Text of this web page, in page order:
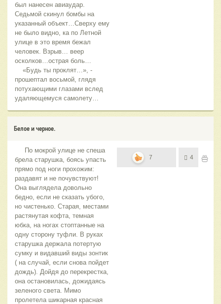
был нанесен авиаудар.
Седьмой скинул бомбы на
указанный объект…Сверху ему
не было видно, ка по Летной
улице в это время бежал
человек. Взрыв… веер
осколков…острая боль…
«Будь ты проклят…», -
прошептал восьмой, глядя
потухающими глазами вслед
удаляющемуся самолету…
Белое и черное.
По мокрой улице не спеша
брела старушка, боясь упасть
прямо под ноги прохожим:
раздавят и не почувствуют!
Она выглядела довольно
бедно, если не сказать убого,
но чистенько. Старая, местами
растянутая кофта, темная
юбка, на ногах стоптанные на
одну сторону туфли. В руках
старушка держала потертую
сумку и видавший виды зонтик
( на случай, если снова пойдет
дождь). Дойдя до перекрестка,
она остановилась, дожидаясь
зеленого света. Мимо
пролетела шикарная красная
7 4